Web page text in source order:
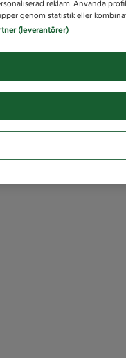
reklam. Använda
genom statistik eller
(leverantörer)